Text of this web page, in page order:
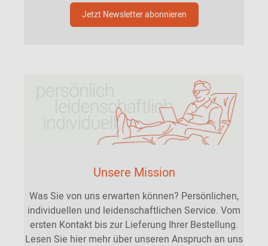
Jetzt Newsletter abonnieren
Unsere Mission
Was Sie von uns erwarten können? Persönlichen,
individuellen und leidenschaftlichen Service. Vom
ersten Kontakt bis zur Lieferung Ihrer Bestellung.
Lesen Sie hier mehr über unseren Anspruch an uns